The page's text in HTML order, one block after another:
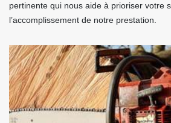
pertinente qui nous aide à prioriser votre
l’accomplissement de notre prestation.